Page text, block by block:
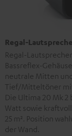
Regal-
Regal-
Bassreflex-
neutrale Mitten
Tief/Mitteltöner
Die Ultima 20 Mk
Watt sowie
25 m². Position
der Wand.